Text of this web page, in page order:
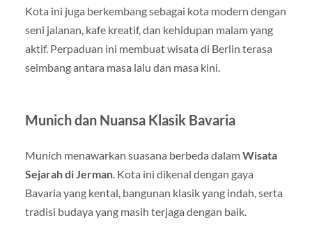
Kota ini juga berkembang sebagai kota modern dengan
seni jalanan, kafe kreatif, dan kehidupan malam yang
aktif. Perpaduan ini membuat wisata di Berlin terasa
seimbang antara masa lalu dan masa kini.
Munich dan Nuansa Klasik Bavaria
Munich menawarkan suasana berbeda dalamWisata
Sejarah di Jerman. Kota ini dikenal dengan gaya
Bavaria yang kental, bangunan klasik yang indah, serta
tradisi budaya yang masih terjaga dengan baik.